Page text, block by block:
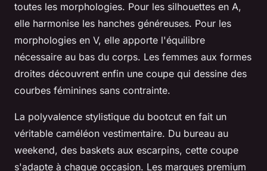
toutes les morphologies. Pour les silhouettes en A,
elle harmonise les hanches généreuses. Pour les
morphologies en V, elle apporte l'équilibre
nécessaire au bas du corps. Les femmes aux formes
droites découvrent enfin une coupe qui dessine des
courbes féminines sans contrainte.
La polyvalence stylistique du bootcut en fait un
véritable caméléon vestimentaire. Du bureau au
weekend, des baskets aux escarpins, cette coupe
s'adapte à chaque occasion. Les marques premium